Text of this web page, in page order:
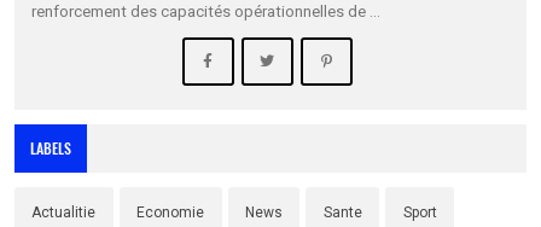
renforcement des capacités opérationnelles de …
LABELS
Actualitie Economie News Sante Sport